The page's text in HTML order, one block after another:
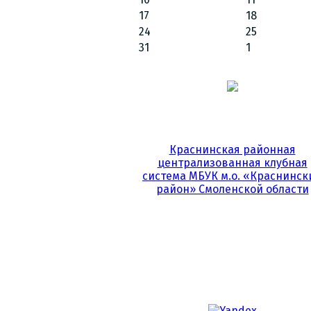
17
18
24
25
31
1
Краснинская районная
централизованная клубная
система МБУК м.о.
район» Смоленской области